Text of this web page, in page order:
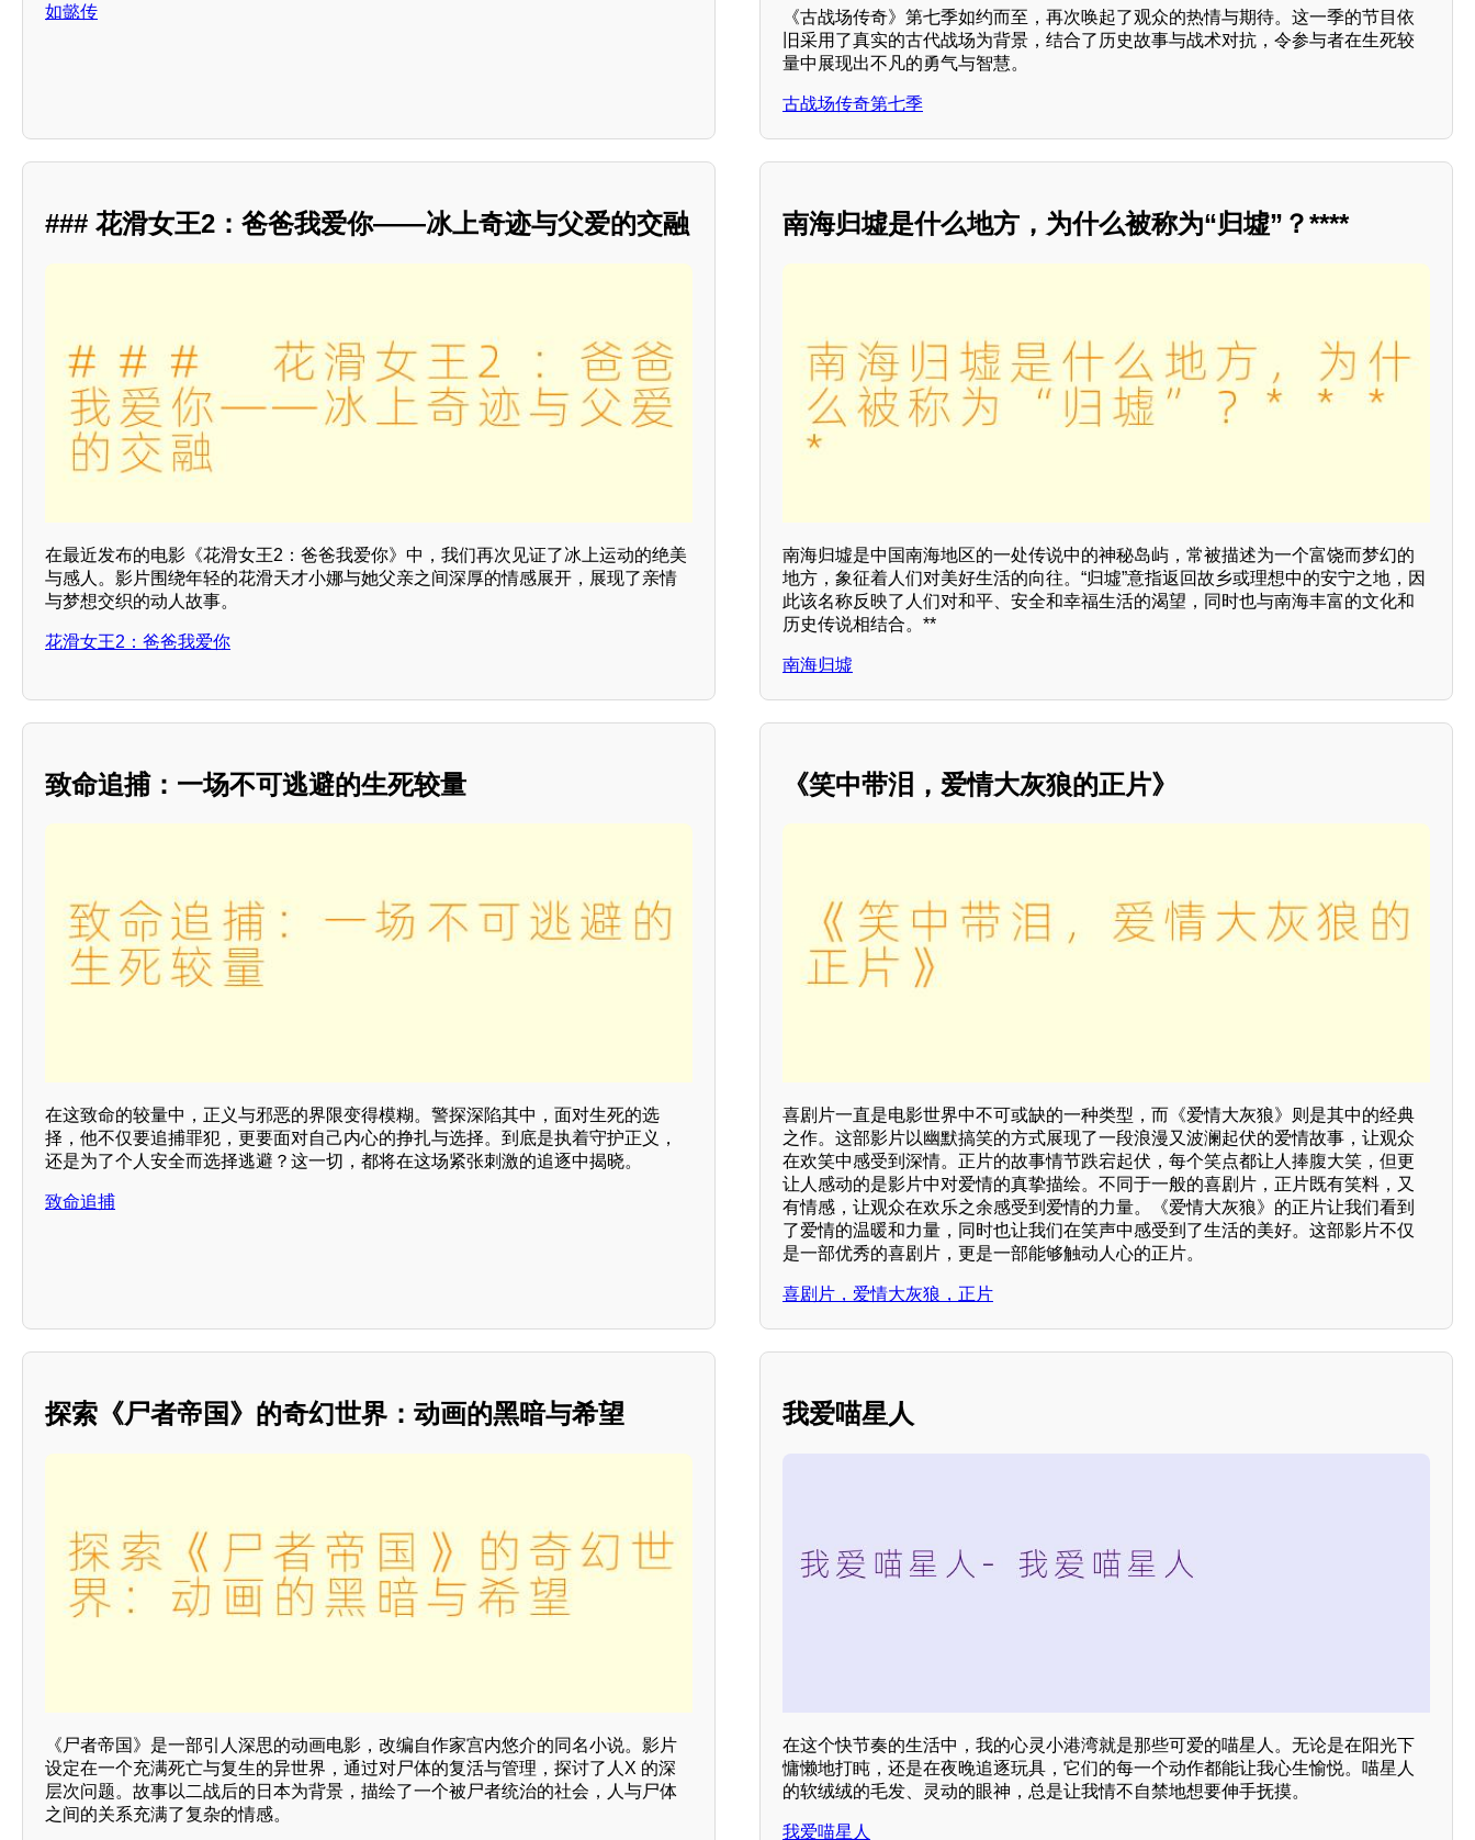
如懿传
《古战场传奇》第七季如约而至，再次唤起了观众的热情与期待。这一季的节目依
旧采用了真实的古代战场为背景，结合了历史故事与战术对抗，令参与者在生死较
量中展现出不凡的勇气与智慧。
古战场传奇第七季
### 花滑女王2：爸爸我爱你——冰上奇迹与父爱的交融
在最近发布的电影《花滑女王2：爸爸我爱你》中，我们再次见证了冰上运动的绝美
与感人。影片围绕年轻的花滑天才小娜与她父亲之间深厚的情感展开，展现了亲情
与梦想交织的动人故事。
花滑女王2：爸爸我爱你
南海归墟是什么地方，为什么被称为“归墟”？****
南海归墟是中国南海地区的一处传说中的神秘岛屿，常被描述为一个富饶而梦幻的
地方，象征着人们对美好生活的向往。“归墟”意指返回故乡或理想中的安宁之地，因
此该名称反映了人们对和平、安全和幸福生活的渴望，同时也与南海丰富的文化和
历史传说相结合。**
南海归墟
致命追捕：一场不可逃避的生死较量
在这致命的较量中，正义与邪恶的界限变得模糊。警探深陷其中，面对生死的选
择，他不仅要追捕罪犯，更要面对自己内心的挣扎与选择。到底是执着守护正义，
还是为了个人安全而选择逃避？这一切，都将在这场紧张刺激的追逐中揭晓。
致命追捕
《笑中带泪，爱情大灰狼的正片》
喜剧片一直是电影世界中不可或缺的一种类型，而《爱情大灰狼》则是其中的经典
之作。这部影片以幽默搞笑的方式展现了一段浪漫又波澜起伏的爱情故事，让观众
在欢笑中感受到深情。正片的故事情节跌宕起伏，每个笑点都让人捧腹大笑，但更
让人感动的是影片中对爱情的真挚描绘。不同于一般的喜剧片，正片既有笑料，又
有情感，让观众在欢乐之余感受到爱情的力量。《爱情大灰狼》的正片让我们看到
了爱情的温暖和力量，同时也让我们在笑声中感受到了生活的美好。这部影片不仅
是一部优秀的喜剧片，更是一部能够触动人心的正片。
喜剧片，爱情大灰狼，正片
探索《尸者帝国》的奇幻世界：动画的黑暗与希望
《尸者帝国》是一部引人深思的动画电影，改编自作家宫内悠介的同名小说。影片
设定在一个充满死亡与复生的异世界，通过对尸体的复活与管理，探讨了人X 的深
层次问题。故事以二战后的日本为背景，描绘了一个被尸者统治的社会，人与尸体
之间的关系充满了复杂的情感。
我爱喵星人
在这个快节奏的生活中，我的心灵小港湾就是那些可爱的喵星人。无论是在阳光下
慵懒地打盹，还是在夜晚追逐玩具，它们的每一个动作都能让我心生愉悦。喵星人
的软绒绒的毛发、灵动的眼神，总是让我情不自禁地想要伸手抚摸。
我爱喵星人